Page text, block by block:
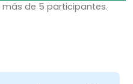
más de 5 participantes.